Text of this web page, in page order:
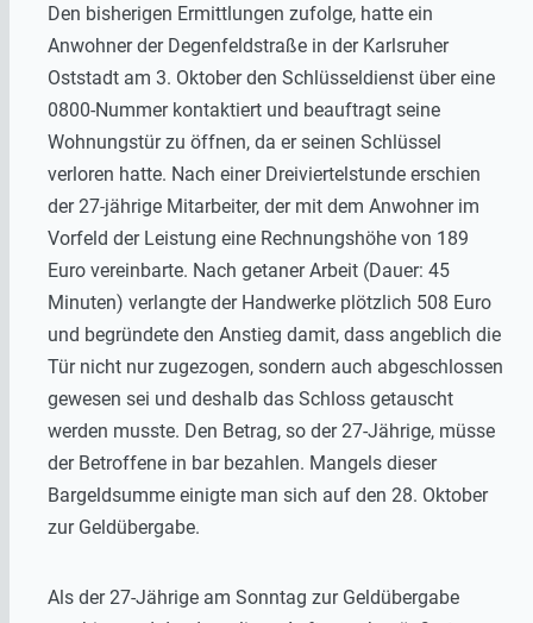
Den bisherigen Ermittlungen zufolge, hatte ein
Anwohner der Degenfeldstraße in der Karlsruher
Oststadt am 3. Oktober den Schlüsseldienst über eine
0800-Nummer kontaktiert und beauftragt seine
Wohnungstür zu öffnen, da er seinen Schlüssel
verloren hatte. Nach einer Dreiviertelstunde erschien
der 27-jährige Mitarbeiter, der mit dem Anwohner im
Vorfeld der Leistung eine Rechnungshöhe von 189
Euro vereinbarte. Nach getaner Arbeit (Dauer: 45
Minuten) verlangte der Handwerke plötzlich 508 Euro
und begründete den Anstieg damit, dass angeblich die
Tür nicht nur zugezogen, sondern auch abgeschlossen
gewesen sei und deshalb das Schloss getauscht
werden musste. Den Betrag, so der 27-Jährige, müsse
der Betroffene in bar bezahlen. Mangels dieser
Bargeldsumme einigte man sich auf den 28. Oktober
zur Geldübergabe.
Als der 27-Jährige am Sonntag zur Geldübergabe